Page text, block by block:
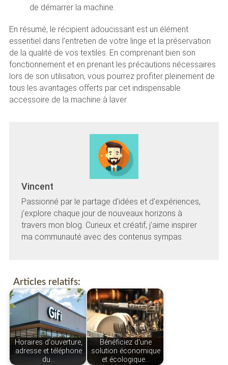
de démarrer la machine.
En résumé, le récipient adoucissant est un élément
essentiel dans l’entretien de votre linge et la préservation
de la qualité de vos textiles. En comprenant bien son
fonctionnement et en prenant les précautions nécessaires
lors de son utilisation, vous pourrez profiter pleinement de
tous les avantages offerts par cet indispensable
accessoire de la machine à laver.
Vincent
Passionné par le partage d'idées et d'expériences,
j'explore chaque jour de nouveaux horizons à
travers mon blog. Curieux et créatif, j'aime inspirer
ma communauté avec des contenus sympas.
Articles relatifs:
Horaires d'ouverture,
adresse et téléphone
du…
Bénéficiez d'une
solution économique
et écologique…